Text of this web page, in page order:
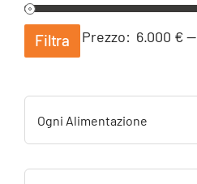
Filtra Prezzo: 6.000 €—
Ogni Alimentazione